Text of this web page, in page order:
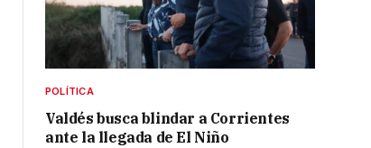
POLÍTICA
Valdés busca blindar a Corrientes
ante la llegada de El Niño